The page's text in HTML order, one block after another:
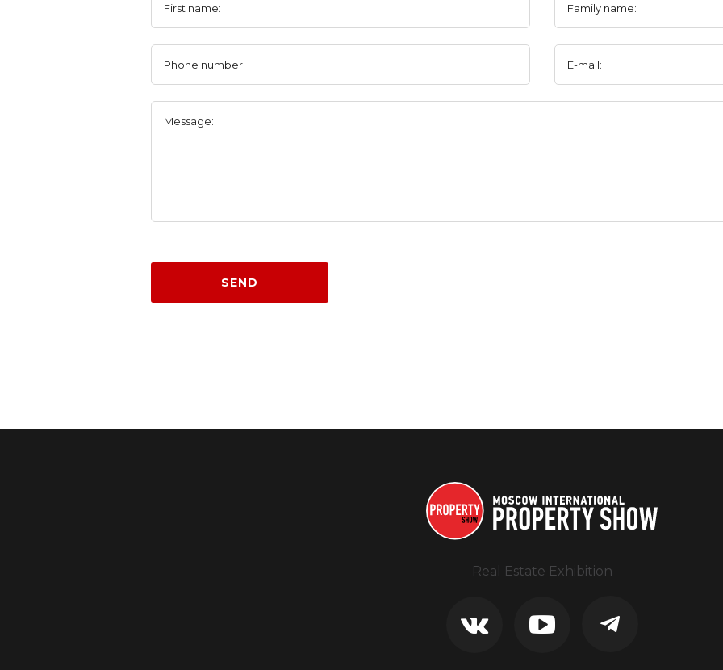
First name: Family name:
Phone number: E-mail:
Message:
SEND
Real Estate Exhibition